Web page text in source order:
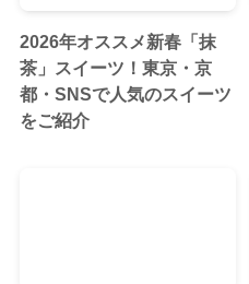
2026年オススメ新春「抹
茶」スイーツ！東京・京
都・SNSで人気のスイーツ
をご紹介